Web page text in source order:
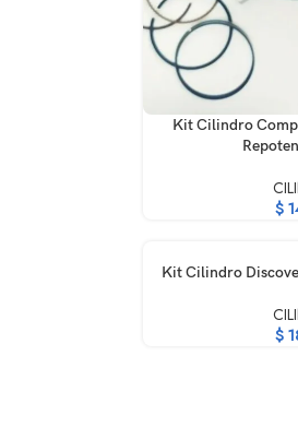
AÑADIR AL CARRITO
Kit Cilindro
$
AÑADIR AL CARRITO
Kit Cilindro
$